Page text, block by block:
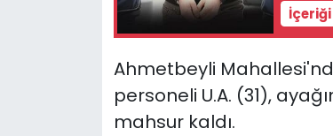
Ahmetbeyli
personeli U.A. (31),
mahsur kaldı.